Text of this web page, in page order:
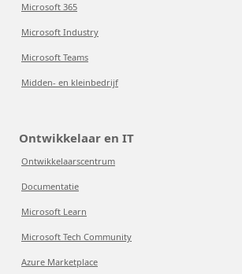
Microsoft 365
Microsoft Industry
Microsoft Teams
Midden- en kleinbedrijf
Ontwikkelaar en IT
Ontwikkelaarscentrum
Documentatie
Microsoft Learn
Microsoft Tech Community
Azure Marketplace